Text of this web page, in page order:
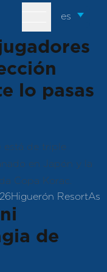
es
lo pasas
está de triple
en Japón y la
Copa Korac.
Posted in
Higuerón ResortAs
de